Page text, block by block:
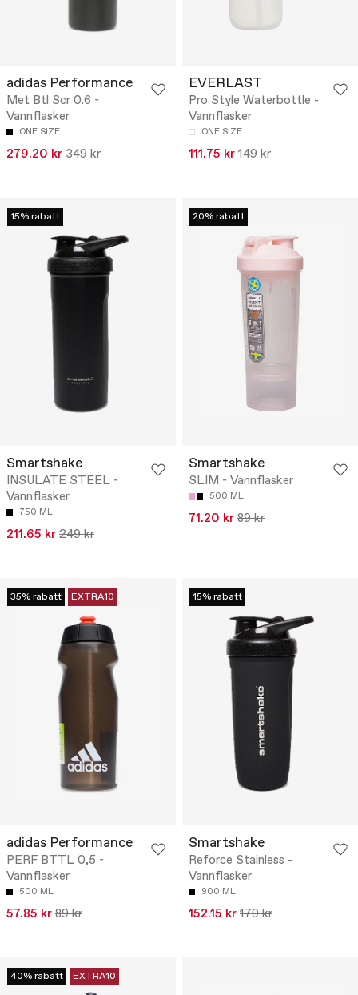
adidas Performance
Met Btl Scr 0.6 -
Vannflasker
ONE SIZE
279.20 kr 349 kr
EVERLAST
Pro Style Waterbottle -
Vannflasker
ONE SIZE
111.75 kr 149 kr
15% rabatt
Smartshake
INSULATE STEEL -
Vannflasker
750 ML
211.65 kr 249 kr
20% rabatt
Smartshake
SLIM - Vannflasker
500 ML
71.20 kr 89 kr
35% rabatt EXTRA10
adidas Performance
PERF BTTL 0,5 -
Vannflasker
500 ML
57.85 kr 89 kr
15% rabatt
Smartshake
Reforce Stainless -
Vannflasker
900 ML
152.15 kr 179 kr
40% rabatt EXTRA10